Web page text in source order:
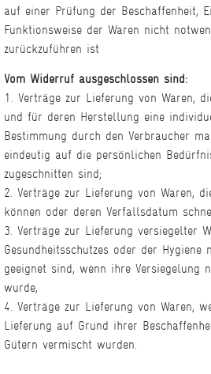
auf einer Prüfung der Beschaffenheit,
Funktionsweise der Waren nicht
zurückzuführen ist
Vom Widerruf ausgeschlossen sind:
1. Verträge zur Lieferung von Waren,
und für deren Herstellung eine
Bestimmung durch den Verbraucher
eindeutig auf die persönlichen
zugeschnitten sind;
2. Verträge zur Lieferung von Waren,
können oder deren Verfallsdatum
3. Verträge zur Lieferung versiegelter
Gesundheitsschutzes oder der Hygiene
geeignet sind, wenn ihre Versiegelung
wurde,
4. Verträge zur Lieferung von Waren,
Lieferung auf Grund ihrer
Gütern vermischt wurden.